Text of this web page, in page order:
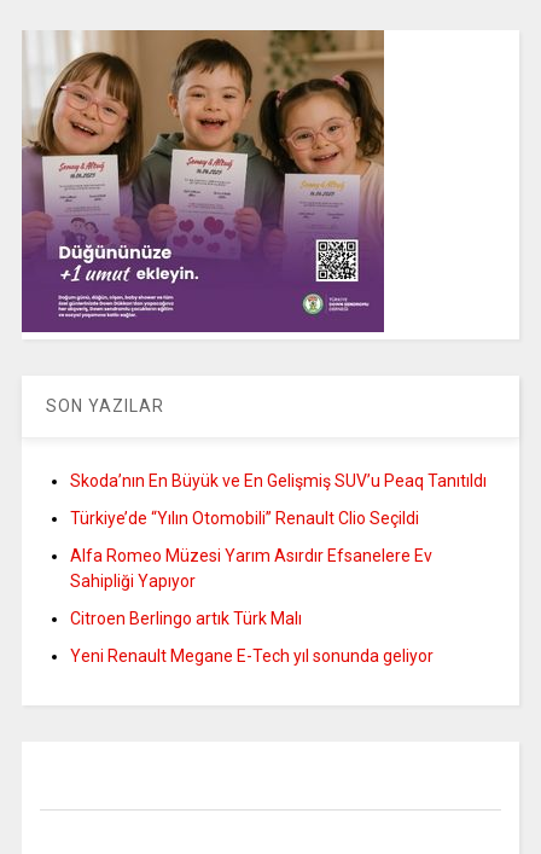
SON YAZILAR
Skoda’nın En Büyük ve En Gelişmiş SUV’u Peaq Tanıtıldı
Türkiye’de “Yılın Otomobili” Renault Clio Seçildi
Alfa Romeo Müzesi Yarım Asırdır Efsanelere Ev
Sahipliği Yapıyor
Citroen Berlingo artık Türk Malı
Yeni Renault Megane E-Tech yıl sonunda geliyor